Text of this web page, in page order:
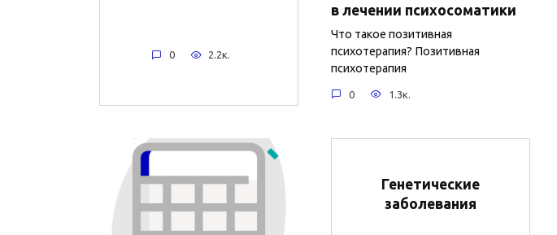
0 2.2к.
в лечении психосоматики
Что такое позитивная
психотерапия? Позитивная
психотерапия
0 1.3к.
Генетические
заболевания